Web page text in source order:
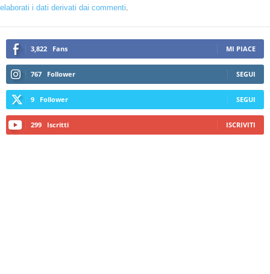
elaborati i dati derivati dai commenti
3,822 Fans MI PIACE
767 Follower SEGUI
9 Follower SEGUI
299 Iscritti ISCRIVITI